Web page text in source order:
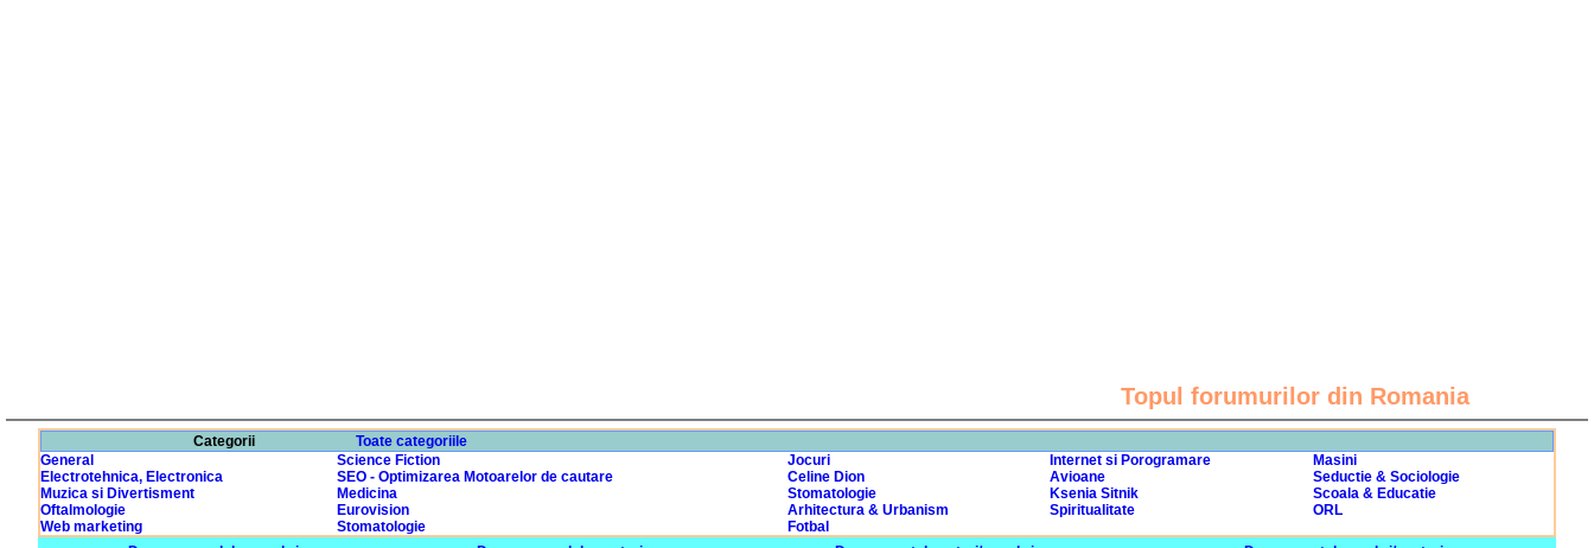
Topul forumurilor din Romania
Categorii
Toate categoriile
General
Science Fiction Jocuri Internet si Porogramare
Masini
Electrotehnica, Electronica
SEO - Optimizarea Motoarelor de cautare Celine Dion Avioane
Seductie & Sociologie
Muzica si Divertisment
Medicina Stomatologie Ksenia Sitnik
Scoala & Educatie
Oftalmologie
Eurovision Arhitectura & Urbanism Spiritualitate
ORL
Web marketing
Stomatologie
Fotbal